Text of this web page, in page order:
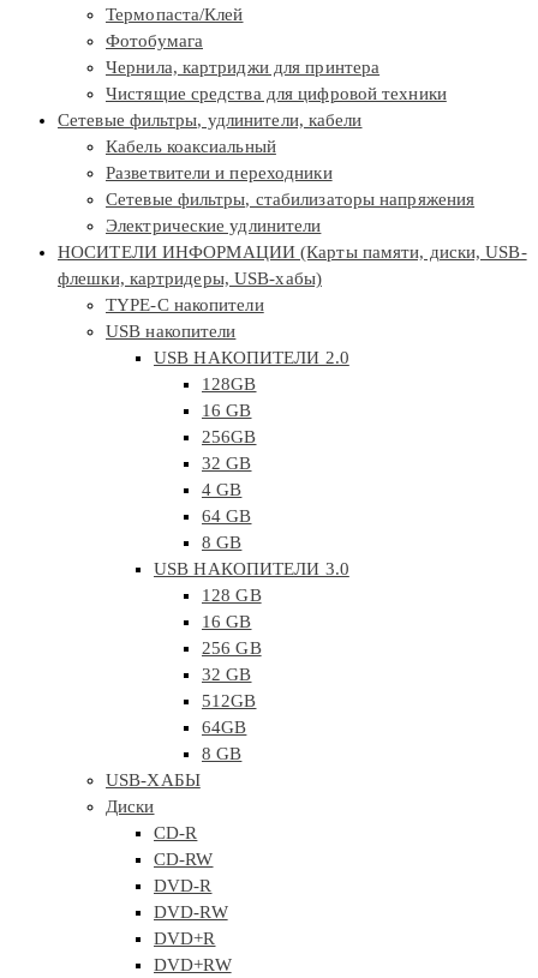
Термопаста/Клей
Фотобумага
Чернила, картриджи для принтера
Чистящие средства для цифровой техники
Сетевые фильтры, удлинители, кабели
Кабель коаксиальный
Разветвители и переходники
Сетевые фильтры, стабилизаторы напряжения
Электрические удлинители
НОСИТЕЛИ ИНФОРМАЦИИ (Карты памяти, диски, USB-
флешки, картридеры, USB-хабы)
TYPE-C накопители
USB накопители
USB НАКОПИТЕЛИ 2.0
128GB
16 GB
256GB
32 GB
4 GB
64 GB
8 GB
USB НАКОПИТЕЛИ 3.0
128 GB
16 GB
256 GB
32 GB
512GB
64GB
8 GB
USB-ХАБЫ
Диски
CD-R
CD-RW
DVD-R
DVD-RW
DVD+R
DVD+RW